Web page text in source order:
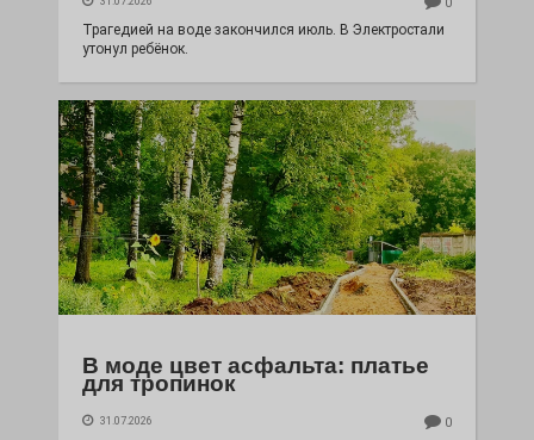
Трагедией на воде закончился июль. В Электростали
утонул ребёнок.
В моде цвет асфальта: платье
для тропинок
31.07.2026 0